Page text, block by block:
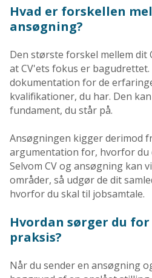
Hvad er forskellen
ansøgning?
Den største forskel mellem dit
at CV'ets fokus er
dokumentation for de
kvalifikationer, du har. Den
fundament, du står på.
Ansøgningen kigger derimod
argumentation for, hvorfor du
Selvom CV og ansøgning kan
områder, så udgør de dit
hvorfor du skal til jobsamtale.
Hvordan sørger du
praksis?
Når du sender en ansøgning